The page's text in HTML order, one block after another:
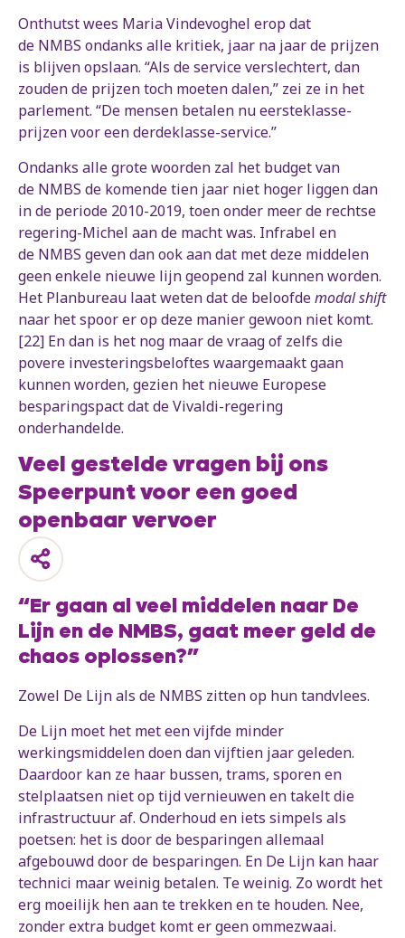
Onthutst wees Maria Vindevoghel erop dat
de NMBS ondanks alle kritiek, jaar na jaar de prijzen
is blijven opslaan. “Als de service verslechtert, dan
zouden de prijzen toch moeten dalen,” zei ze in het
parlement. “De mensen betalen nu eersteklasse-
prijzen voor een derdeklasse-service.”
Ondanks alle grote woorden zal het budget van
de NMBS de komende tien jaar niet hoger liggen dan
in de periode 2010-2019, toen onder meer de rechtse
regering-Michel aan de macht was. Infrabel en
de NMBS geven dan ook aan dat met deze middelen
geen enkele nieuwe lijn geopend zal kunnen worden.
Het Planbureau laat weten dat de beloofdemodal shift
naar het spoor er op deze manier gewoon niet komt.
[22] En dan is het nog maar de vraag of zelfs die
povere investeringsbeloftes waargemaakt gaan
kunnen worden, gezien het nieuwe Europese
besparingspact dat de Vivaldi-regering
onderhandelde.
Veel gestelde vragen bij ons
Speerpunt voor een goed
openbaar vervoer
“Er gaan al veel middelen naar De
Lijn en de NMBS, gaat meer geld de
chaos oplossen?”
Zowel De Lijn als de NMBS zitten op hun tandvlees.
De Lijn moet het met een vijfde minder
werkingsmiddelen doen dan vijftien jaar geleden.
Daardoor kan ze haar bussen, trams, sporen en
stelplaatsen niet op tijd vernieuwen en takelt die
infrastructuur af. Onderhoud en iets simpels als
poetsen: het is door de besparingen allemaal
afgebouwd door de besparingen. En De Lijn kan haar
technici maar weinig betalen. Te weinig. Zo wordt het
erg moeilijk hen aan te trekken en te houden. Nee,
zonder extra budget komt er geen ommezwaai.